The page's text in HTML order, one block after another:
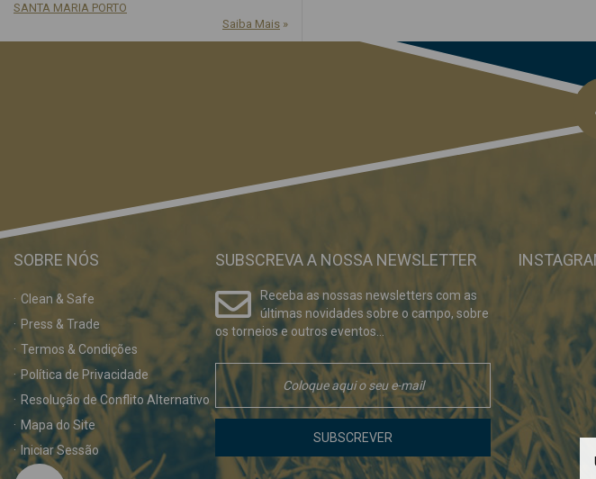
SANTA MARIA PORTO
Saiba Mais »
SOBRE NÓS
Clean & Safe
Press & Trade
Termos & Condições
Política de Privacidade
Resolução de Conflito Alternativo
Mapa do Site
Iniciar Sessão
SUBSCREVA A NOSSA NEWSLETTER
Receba as nossas newsletters com as
últimas novidades sobre o campo, sobre
os torneios e outros eventos...
SUBSCREVER